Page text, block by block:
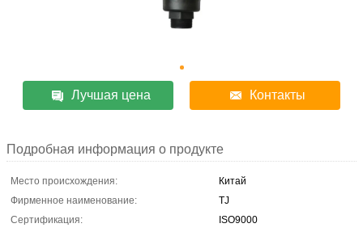
Лучшая цена Контакты
Подробная информация о продукте
Место происхождения:
Китай
Фирменное наименование:
TJ
Сертификация:
ISO9000